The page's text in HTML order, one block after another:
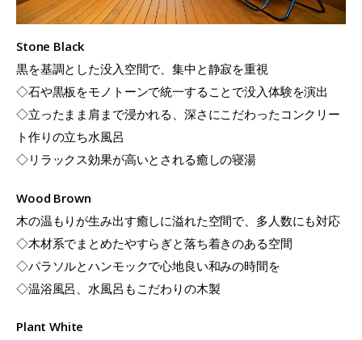
Stone Black
黒を基調とした没入空間で、集中と静寂を重視
◇石や黒板をモノトーンで統一することで没入体験を演出
◇立ったまま肩まで浸かれる、深さにこだわったコンクリー
ト作りの立ち水風呂
◇リラックス効果が高いとされる癒しの寝湯
Wood Brown
木の温もりが生み出す癒しに溢れた空間で、多人数にも対応
◇木材系でまとめたやすらぎと落ち着きのある空間
◇パラソルとハンモックで心地良い和みの時間を
◇温浴風呂、水風呂もこだわりの木製
Plant White